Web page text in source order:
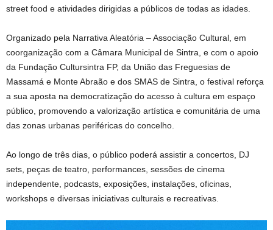
street food e atividades dirigidas a públicos de todas as idades.
Organizado pela Narrativa Aleatória – Associação Cultural, em
coorganização com a Câmara Municipal de Sintra, e com o apoio
da Fundação Cultursintra FP, da União das Freguesias de
Massamá e Monte Abraão e dos SMAS de Sintra, o festival reforça
a sua aposta na democratização do acesso à cultura em espaço
público, promovendo a valorização artística e comunitária de uma
das zonas urbanas periféricas do concelho.
Ao longo de três dias, o público poderá assistir a concertos, DJ
sets, peças de teatro, performances, sessões de cinema
independente, podcasts, exposições, instalações, oficinas,
workshops e diversas iniciativas culturais e recreativas.